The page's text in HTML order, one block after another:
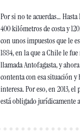
Por si no te acuerdas…
400 kilómetros de costa y
con unos impuestos que le
1884, en la que a Chile le
llamada Antofagasta, y
contenta con esa situación
interesa. Por eso, en 2013,
está obligado jurídicamente